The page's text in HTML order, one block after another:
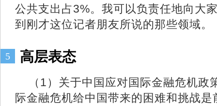
公共支出占3%。我可以负责任地向大
到刚才这位记者朋友所说的那些领域。
5 高层表态
（1）关于中国应对国际金融危机
际金融危机给中国带来的困难和挑战